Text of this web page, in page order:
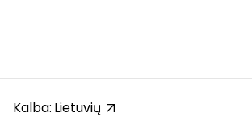
Kalba: Lietuvių